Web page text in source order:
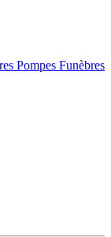
Pompes Funèbres